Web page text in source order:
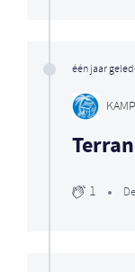
één jaar
1